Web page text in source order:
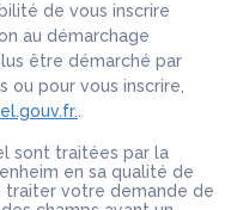
de vous inscrire
au démarchage
être démarché par
ou pour vous inscrire,
sont traitées par la
en sa qualité de
traiter votre demande de